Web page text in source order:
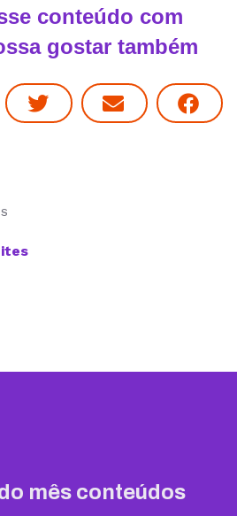
conteúdo com
gostar também
mês conteúdos